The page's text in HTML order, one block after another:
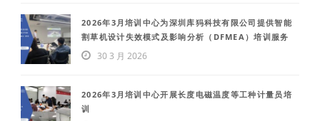
2026年3月培训中心为深圳库犸科技有限公司提供智能
割草机设计失效模式及影响分析（DFMEA）培训服务
30 3 月 2026
2026年3月培训中心开展长度电磁温度等工种计量员培
训